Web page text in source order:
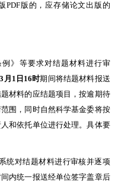
PDF版的，应存储论文出版的
》等要求对结题材料进行审
月 1 日 16时期间将结题材料报送
材料的应结题项目，按逾期待
围，同时自然科学基金委将按
和依托单位进行处理。具体要
对结题材料进行审核并逐项
内统一报送经单位签字盖章后